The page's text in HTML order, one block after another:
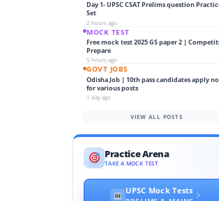
Day 1- UPSC CSAT Prelims question
Set
2 hours ago
MOCK TEST
Free mock test 2025 GS paper 2 |
Prepare
5 hours ago
GOVT JOBS
Odisha Job | 10th pass candidates apply
for various posts
1 day ago
VIEW ALL POSTS
Practice Arena
TAKE A MOCK TEST
UPSC Mock Tests